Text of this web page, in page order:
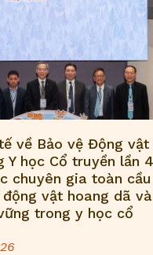
về Bảo vệ Động vật
Y học Cổ truyền lần 4
chuyên gia toàn cầu
vật hoang dã và
trong y học cổ